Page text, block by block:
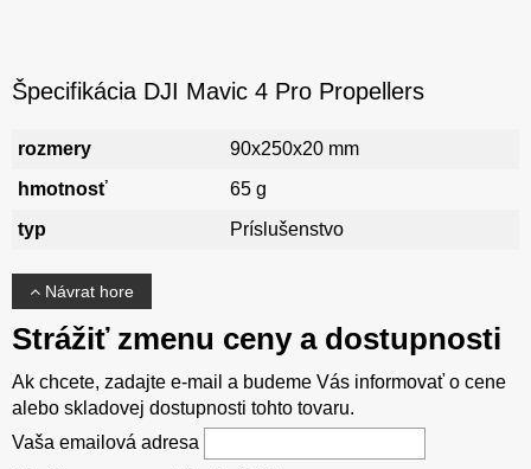
Špecifikácia DJI Mavic 4 Pro Propellers
rozmery
90x250x20 mm
hmotnosť
65 g
typ
Príslušenstvo
Návrat hore
Strážiť zmenu ceny a dostupnosti
Ak chcete, zadajte e-mail a budeme Vás informovať o cene
alebo skladovej dostupnosti tohto tovaru.
Vaša emailová adresa